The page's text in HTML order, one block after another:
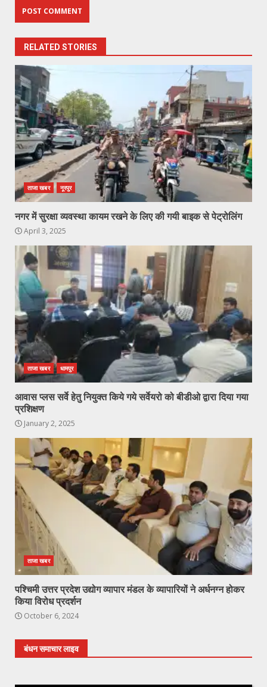
RELATED STORIES
ताजा खबर नूरपुर
नगर में सुरक्षा व्यवस्था कायम रखने के लिए की गयी बाइक से पेट्रोलिंग
April 3, 2025
ताजा खबर धामपुर
आवास प्लस सर्वे हेतु नियुक्त किये गये सर्वेयरो को बीडीओ द्वारा दिया गया
प्रशिक्षण
January 2, 2025
ताजा खबर
पश्चिमी उत्तर प्रदेश उद्योग व्यापार मंडल के व्यापारियों ने अर्धनग्न होकर
किया विरोध प्रदर्शन
October 6, 2024
बंधन समाचार लाइव